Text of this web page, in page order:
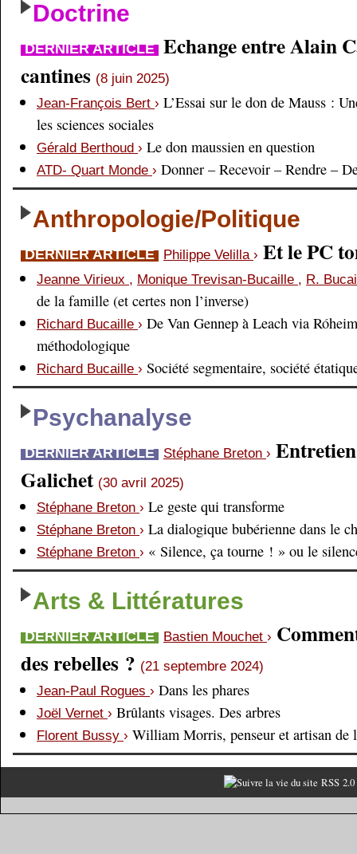
Doctrine
DERNIER ARTICLE Echange entre Alain
cantines (8 juin 2025)
Jean-François Bert › L’Essai sur le don de Mauss :
les sciences sociales
Gérald Berthoud › Le don maussien en question
ATD- Quart Monde › Donner – Recevoir – Rendre –
Anthropologie/Politique
DERNIER ARTICLE Philippe Velilla › Et le PC
Jeanne Virieux , Monique Trevisan-Bucaille , R.
de la famille (et certes non l’inverse)
Richard Bucaille › De Van Gennep à Leach via
méthodologique
Richard Bucaille › Société segmentaire, société
Psychanalyse
DERNIER ARTICLE Stéphane Breton ›
Galichet (30 avril 2025)
Stéphane Breton › Le geste qui transforme
Stéphane Breton › La dialogique bubérienne dans le
Stéphane Breton › « Silence, ça tourne ! » ou le
Arts & Littératures
DERNIER ARTICLE Bastien Mouchet ›
des rebelles ? (21 septembre 2024)
Jean-Paul Rogues › Dans les phares
Joël Vernet › Brûlants visages. Des arbres
Florent Bussy › William Morris, penseur et artisan de
RSS 2.0